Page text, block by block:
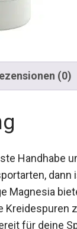
(0)
Handhabe
dann
Magnesia
bereit für